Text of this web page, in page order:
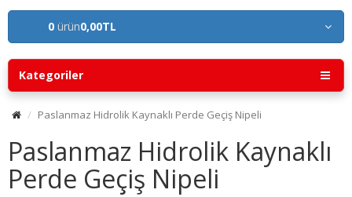
0 ürün0,00TL
Kategoriler
Paslanmaz Hidrolik Kaynaklı Perde Geçiş Nipeli
Paslanmaz Hidrolik Kaynaklı
Perde Geçiş Nipeli